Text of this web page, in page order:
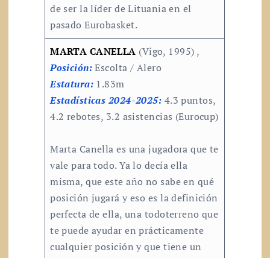
de ser la líder de Lituania en el
pasado Eurobasket.
MARTA CANELLA (Vigo, 1995) ,
Posición:Escolta / Alero
Estatura: 1.83m
Estadísticas 2024-2025: 4.3 puntos,
4.2 rebotes, 3.2 asistencias (Eurocup)
Marta Canella es una jugadora que te
vale para todo. Ya lo decía ella
misma, que este año no sabe en qué
posición jugará y eso es la definición
perfecta de ella, una todoterreno que
te puede ayudar en prácticamente
cualquier posición y que tiene un